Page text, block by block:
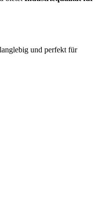
und perfekt für